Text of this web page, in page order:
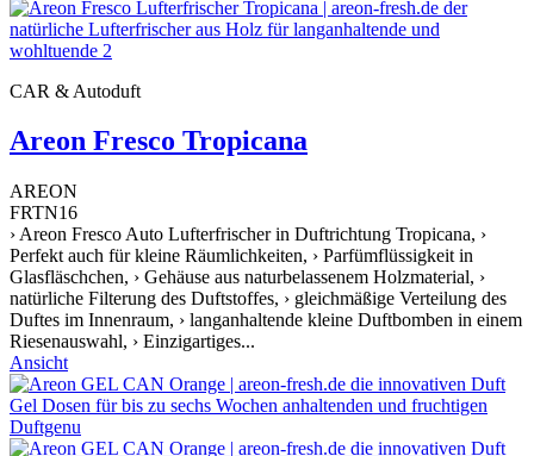
CAR & Autoduft
Areon Fresco Tropicana
AREON
FRTN16
› Areon Fresco Auto Lufterfrischer in Duftrichtung Tropicana, ›
Perfekt auch für kleine Räumlichkeiten, › Parfümflüssigkeit in
Glasfläschchen, › Gehäuse aus naturbelassenem Holzmaterial, ›
natürliche Filterung des Duftstoffes, › gleichmäßige Verteilung des
Duftes im Innenraum, › langanhaltende kleine Duftbomben in einem
Riesenauswahl, › Einzigartiges...
Ansicht